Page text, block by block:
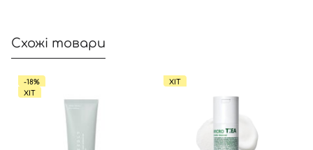
Схожі товари
-18%
ХІТ
ХІТ